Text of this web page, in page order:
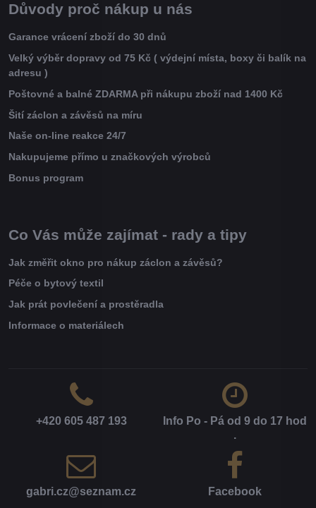
Důvody proč nákup u nás
Garance vrácení zboží do 30 dnů
Velký výběr dopravy od 75 Kč ( výdejní místa, boxy či balík na
adresu )
Poštovné a balné ZDARMA při nákupu zboží nad 1400 Kč
Šití záclon a závěsů na míru
Naše on-line reakce 24/7
Nakupujeme přímo u značkových výrobců
Bonus program
Co Vás může zajímat - rady a tipy
Jak změřit okno pro nákup záclon a závěsů?
Péče o bytový textil
Jak prát povlečení a prostěradla
Informace o materiálech
+420 605 487 193
Info Po - Pá od 9 do 17 hod​
.
gabri​.cz​@seznam​.cz Facebook